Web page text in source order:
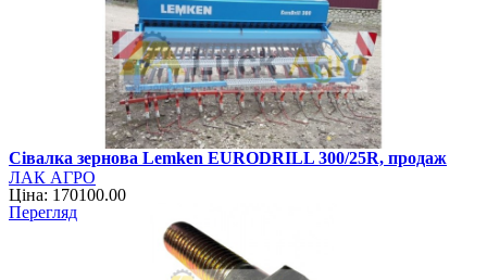
Сівалка зернова Lemken EURODRILL 300/25R, продаж
ЛАК АГРО
Ціна: 170100.00
Перегляд